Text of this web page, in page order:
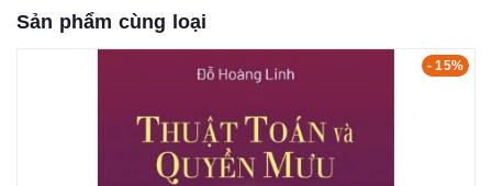
Sản phẩm cùng loại
- 15%